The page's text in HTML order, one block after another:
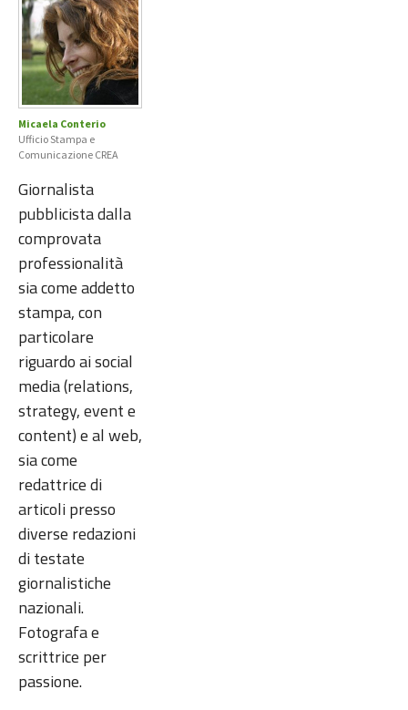
Micaela Conterio
Ufficio Stampa e
Comunicazione CREA
Giornalista
pubblicista dalla
comprovata
professionalità
sia come addetto
stampa, con
particolare
riguardo ai social
media (relations,
strategy, event e
content) e al web,
sia come
redattrice di
articoli presso
diverse redazioni
di testate
giornalistiche
nazionali.
Fotografa e
scrittrice per
passione.